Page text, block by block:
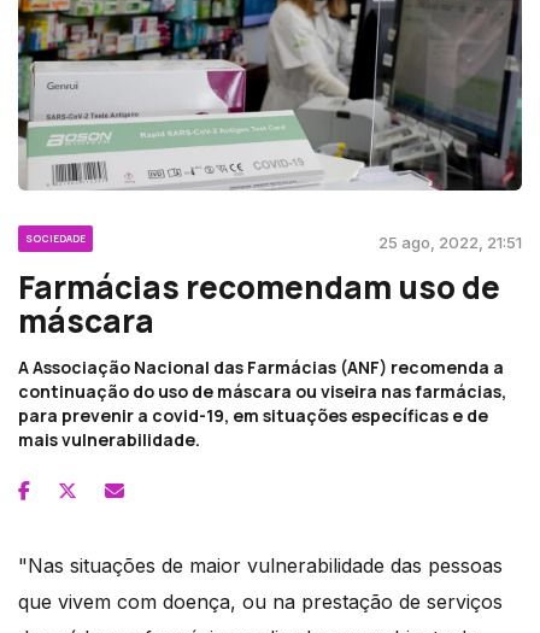
SOCIEDADE 25 ago, 2022, 21:51
Farmácias recomendam uso de
máscara
A Associação Nacional das Farmácias (ANF) recomenda a
continuação do uso de máscara ou viseira nas farmácias,
para prevenir a covid-19, em situações específicas e de
mais vulnerabilidade.
"Nas situações de maior vulnerabilidade das pessoas
que vivem com doença, ou na prestação de serviços